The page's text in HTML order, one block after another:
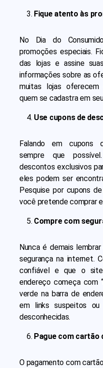
Fique atento às
No Dia do
promoções especiais.
das lojas e assine
informações sobre as
muitas lojas
quem se cadastra em
Use cupons de
Falando em cupons
sempre que
descontos exclusivos
eles podem ser
Pesquise por cupons
você pretende comprar
Compre com
Nunca é demais
segurança na internet.
confiável e que o
endereço começa com
verde na barra de
em links suspeitos
desconhecidas.
Pague com cartão
O pagamento com